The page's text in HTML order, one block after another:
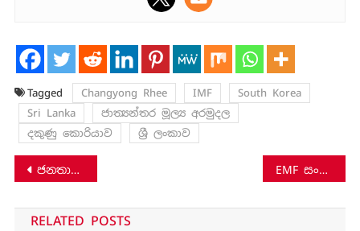
Tagged Changyong Rhee IMF
South Korea
Sri Lanka
ජාත්‍යන්තර මූල්‍ය අරමුදල
දකුණු කොරියාව
ශ්‍රී ලංකාව
Post
navigation
ජනතා විමුක්ති පෙරමුණ සම්බන්ධයෙන් උපහාසාත්මක කෝණයෙන් පළ වූ කාටූනයකට සුනිල් හඳුන්නෙත්තිගෙන් පැසසුම්? EMF සංගීත ප්‍රසංගය අතරතුර දී ‘අපේ විරුවා’ ගීතය වාදනය කළාද?
RELATED POSTS